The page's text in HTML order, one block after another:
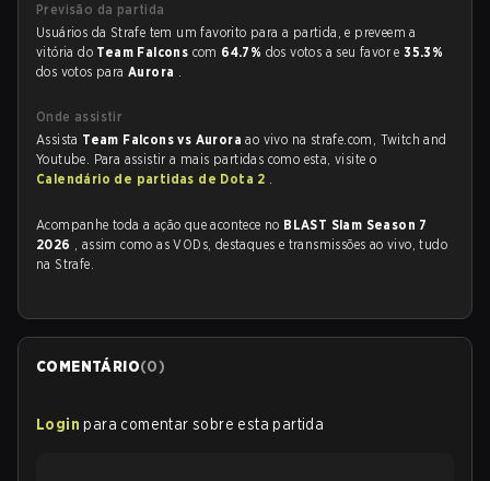
Previsão da partida
Usuários da Strafe tem um favorito para a partida, e preveem a
vitória do Team Falcons com 64.7% dos votos a seu favor e35.3%
dos votos para Aurora .
Onde assistir
Assista Team Falcons vs Auroraao vivo na strafe.com, Twitch and
Youtube. Para assistir a mais partidas como esta, visite o
Calendário de partidas de Dota 2 .
Acompanhe toda a ação que acontece no BLAST Slam Season 7
2026 , assim como as VODs, destaques e transmissões ao vivo, tudo
na Strafe.
COMENTÁRIO(0)
Login para comentar sobre esta partida